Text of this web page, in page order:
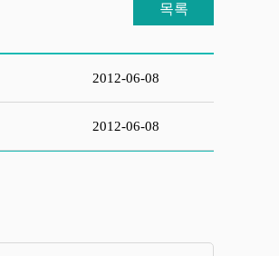
목록
2012-06-08
2012-06-08